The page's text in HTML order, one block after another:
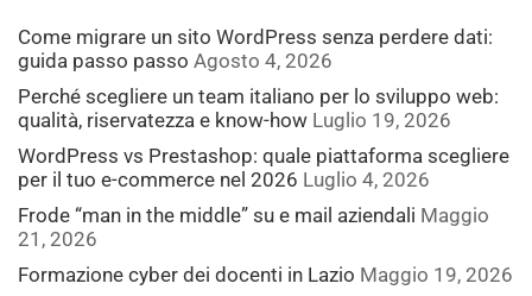
Come migrare un sito WordPress senza perdere dati:
guida passo passo Agosto 4, 2026
Perché scegliere un team italiano per lo sviluppo web:
qualità, riservatezza e know-how Luglio 19, 2026
WordPress vs Prestashop: quale piattaforma scegliere
per il tuo e-commerce nel 2026 Luglio 4, 2026
Frode “man in the middle” su e mail aziendali Maggio
21, 2026
Formazione cyber dei docenti in Lazio Maggio 19, 2026